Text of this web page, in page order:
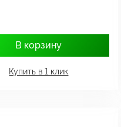
В корзину
Купить в 1 клик